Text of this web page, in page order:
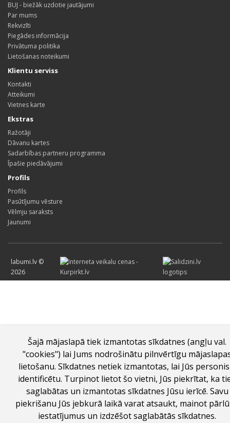
Šajā mājaslapā tiek izmantotas sīkdatnes (angļu val.
"cookies") lai Jums nodrošinātu pilnvērtīgu
lietošanu. Sīkdatnes netiek izmantotas, lai Jūs
identificētu. Turpinot lietot šo vietni, Jūs piekrītat, ka
saglabātas un izmantotas sīkdatnes Jūsu ierīcē. Savu
piekrišanu Jūs jebkurā laikā varat atsaukt, mainot
iestatījumus un izdzēšot saglabātās sīkdatnes.
BUJ - biežāk uzdotie jautājumi
Par mums
Rekvizīti
Piegādes informācija
Privātuma politika
Lietošanas noteikumi
Klientu serviss
Kontakti
Atteikumi
Vietnes karte
Ekstras
Ražotāji
Dāvanu kartes
Sadarbības partneru programma
Īpašie piedāvājumi
Profils
Profils
Pasūtījumu vēsture
Vēlmju saraksts
Jaunumi
labumi.lv ©
2026